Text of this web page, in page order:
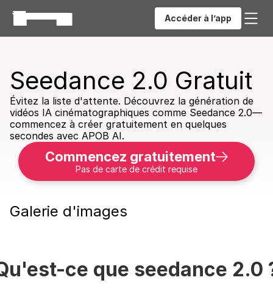
Accéder à l’app
Seedance 2.0 Gratuit
Évitez la liste d'attente. Découvrez la génération de
vidéos IA cinématographiques comme Seedance 2.0—
commencez à créer gratuitement en quelques
secondes avec APOB AI.
Commencez gratuitement
Pas de carte de crédit requise
ce que seedance 2.0
Galerie d'images